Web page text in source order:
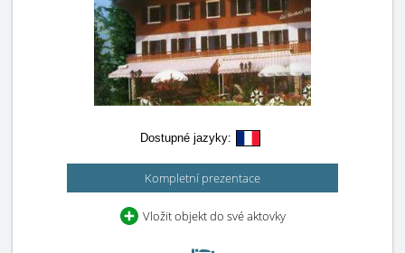
Dostupné jazyky:
Kompletní prezentace
Vložit objekt do své aktovky